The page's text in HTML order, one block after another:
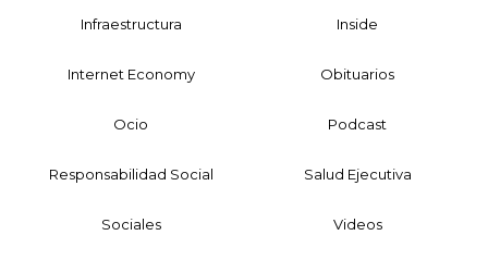
Infraestructura Inside
Internet Economy Obituarios
Ocio Podcast
Responsabilidad Social Salud Ejecutiva
Sociales Videos